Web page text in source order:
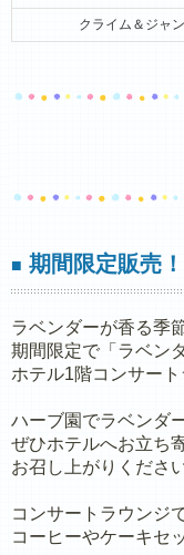
クライム＆ジャ
■ 期間限定販売
ラベンダーが香る季
期間限定で「ラベン
ホテル1階コンサー
ハーブ園でラベンダ
ぜひホテルへお立ち
お召し上がりくださ
コンサートラウンジ
コーヒーやケーキセ